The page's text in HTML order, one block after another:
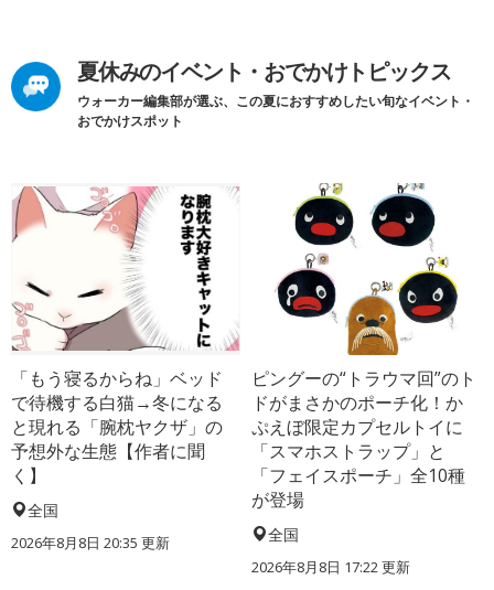
夏休みのイベント・おでかけトピックス
ウォーカー編集部が選ぶ、この夏におすすめしたい旬なイベント・
おでかけスポット
「もう寝るからね」ベッド
で待機する白猫→冬になる
と現れる「腕枕ヤクザ」の
予想外な生態【作者に聞
く】
全国
2026年8月8日 20:35 更新
ピングーの“トラウマ回”のト
ドがまさかのポーチ化！か
ぷえぼ限定カプセルトイに
「スマホストラップ」と
「フェイスポーチ」全10種
が登場
全国
2026年8月8日 17:22 更新